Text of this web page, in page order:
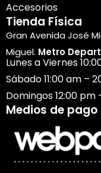
Accesorios
Tienda Física
Gran Avenida José
Miguel. Metro
Lunes a Viernes
Sábado 11:00 am –
Domingos 12:00 pm
Medios de pago